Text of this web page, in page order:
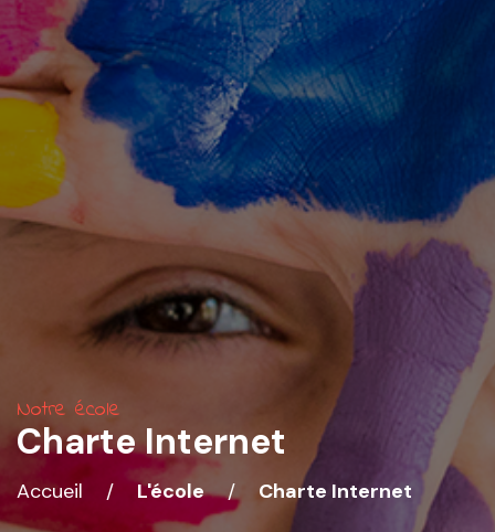
Notre école
Charte Internet
Accueil / L'école / Charte Internet